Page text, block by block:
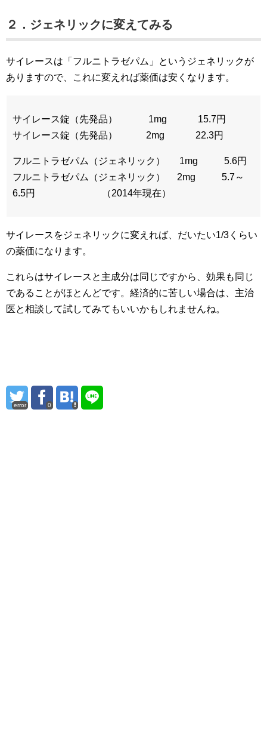
２．ジェネリックに変えてみる
サイレースは「フルニトラゼパム」というジェネリックが
ありますので、これに変えれば薬価は安くなります。
サイレース錠（先発品） 1mg 15.7円
サイレース錠（先発品） 2mg 22.3円
フルニトラゼパム（ジェネリック） 1mg 5.6円
フルニトラゼパム（ジェネリック） 2mg 5.7～
6.5円 （2014年現在）
サイレースをジェネリックに変えれば、だいたい1/3くらい
の薬価になります。
これらはサイレースと主成分は同じですから、効果も同じ
であることがほとんどです。経済的に苦しい場合は、主治
医と相談して試してみてもいいかもしれませんね。
error 0